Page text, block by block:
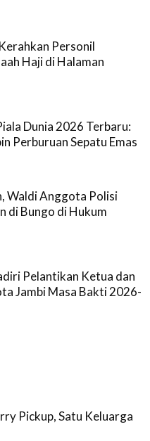
Personil
Haji di Halaman
Dunia 2026 Terbaru:
Perburuan Sepatu Emas
Waldi Anggota Polisi
di Bungo di Hukum
Pelantikan Ketua dan
Jambi Masa Bakti 2026-
Pickup, Satu Keluarga